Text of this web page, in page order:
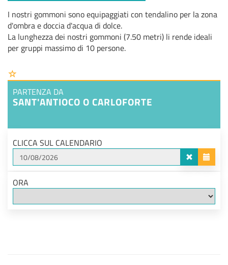
I nostri gommoni sono equipaggiati con tendalino per la zona
d'ombra e doccia d'acqua di dolce.
La lunghezza dei nostri gommoni (7.50 metri) li rende ideali
per gruppi massimo di 10 persone.
PARTENZA DA
SANT'ANTIOCO O CARLOFORTE
CLICCA SUL CALENDARIO
ORA